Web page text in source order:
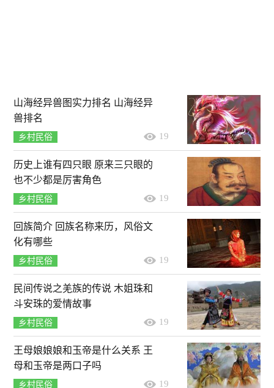
山海经异兽图实力排名 山海经异
兽排名
乡村民俗 19
历史上谁有四只眼 原来三只眼的
也不少都是厉害角色
乡村民俗 19
回族简介 回族名称来历，风俗文
化有哪些
乡村民俗 19
民间传说之羌族的传说 木姐珠和
斗安珠的爱情故事
乡村民俗 19
王母娘娘娘和玉帝是什么关系 王
母和玉帝是两口子吗
乡村民俗 19